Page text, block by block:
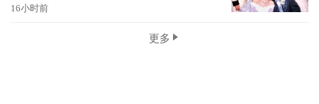
16小时前
更多